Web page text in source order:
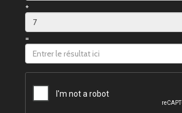
+
=